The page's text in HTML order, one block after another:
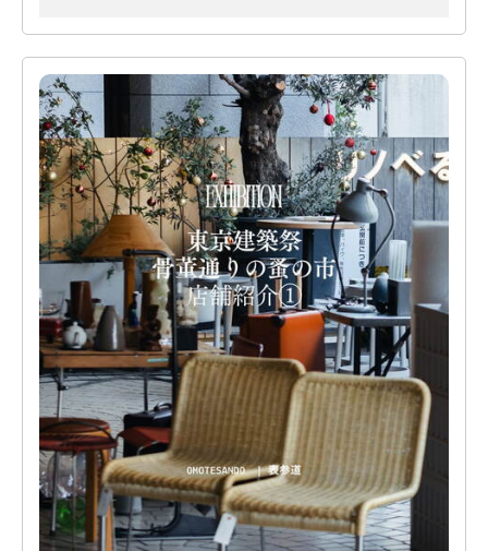
蚤の市ではコーヒーや軽食などを楽しめるカフェスペースも用
意。
建築巡りの合間にゆったりと過ごせます。
掲載写真はイメージです。
当日の出品状況により、お取り扱いがない場合もございますの
で、ご了承ください。
Fat Lava and German Art Pottery
@kiisworks
大阪を拠点に、Fat Lava おもに1960-70年代ドイツで生産された
溶岩のような釉薬表現をもつ陶器の総称 を中心に扱うドイツ製
ヴィンテージ陶器専門店。
日本第一号として、Fat Lava関連書籍の日本語版出版や、現地コ
レクターとのネットワークを基盤に、仕入・販売・研究・情報
発信まで一貫して行っています。
-SOKO-
@soko_shop__